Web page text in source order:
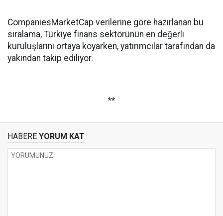
CompaniesMarketCap verilerine göre hazırlanan bu
sıralama, Türkiye finans sektörünün en değerli
kuruluşlarını ortaya koyarken, yatırımcılar tarafından da
yakından takip ediliyor.
**
HABERE YORUM KAT